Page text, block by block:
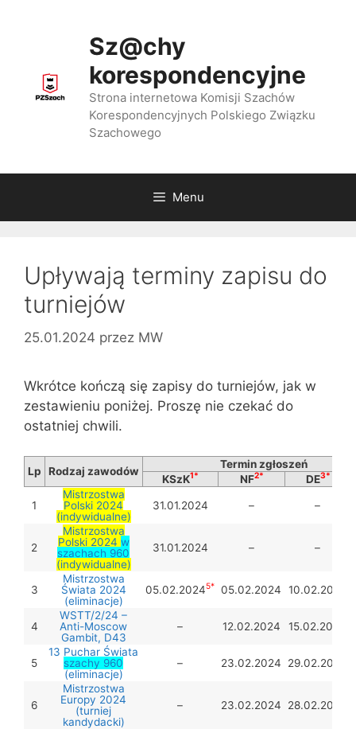
Sz@chy
korespondencyjne
Strona internetowa Komisji Szachów
Korespondencyjnych Polskiego Związku
Szachowego
Menu
Upływają terminy zapisu do
turniejów
25.01.2024 przez MW
Wkrótce kończą się zapisy do turniejów, jak w
zestawieniu poniżej. Proszę nie czekać do
ostatniej chwili.
Lp Rodzaj zawodów
Termin zgłoszeń
KSzK1* NF2* DE3*
1
Mistrzostwa
Polski 2024
(indywidualne)
31.01.2024 – –
2
Mistrzostwa
Polski 2024 w
szachach 960
(indywidualne)
31.01.2024 – –
3
Mistrzostwa
Świata 2024
(eliminacje)
05.02.20245* 05.02.2024 10.02.2024
4
WSTT/2/24 –
Anti-Moscow
Gambit, D43
– 12.02.2024 15.02.2024
5
13 Puchar Świata
szachy 960
(eliminacje)
– 23.02.2024 29.02.2024
6
Mistrzostwa
Europy 2024
(turniej
kandydacki)
– 23.02.2024 28.02.2024